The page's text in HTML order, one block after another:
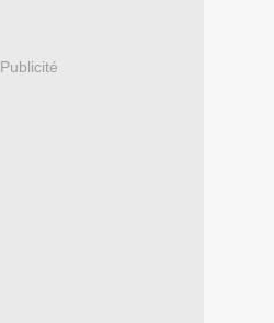
Publicité